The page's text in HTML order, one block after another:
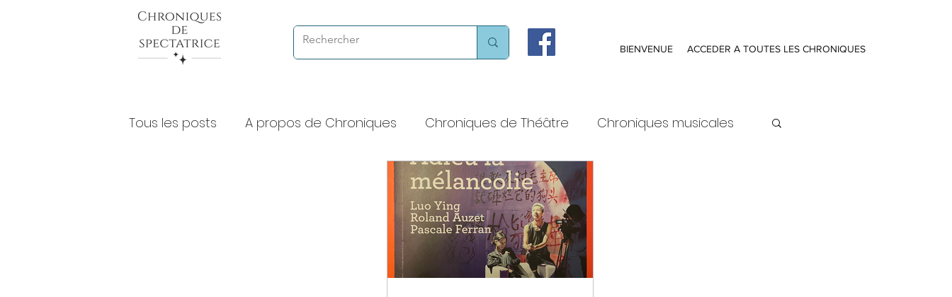
BIENVENUE ACCEDER A TOUTES LES CHRONIQUES
Tous les posts A propos de Chroniques Chroniques de Théâtre Chroniques musicales
Chroniques chorégraphiques
Chroniques littéraires Théâtres et lieux de culture